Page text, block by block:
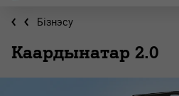
Бiзнэсу
Каардынатар 2.0